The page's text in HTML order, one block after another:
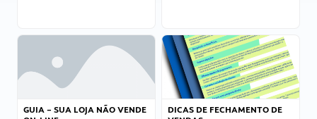
GUIA – SUA LOJA NÃO VENDE
DICAS DE FECHAMENTO DE